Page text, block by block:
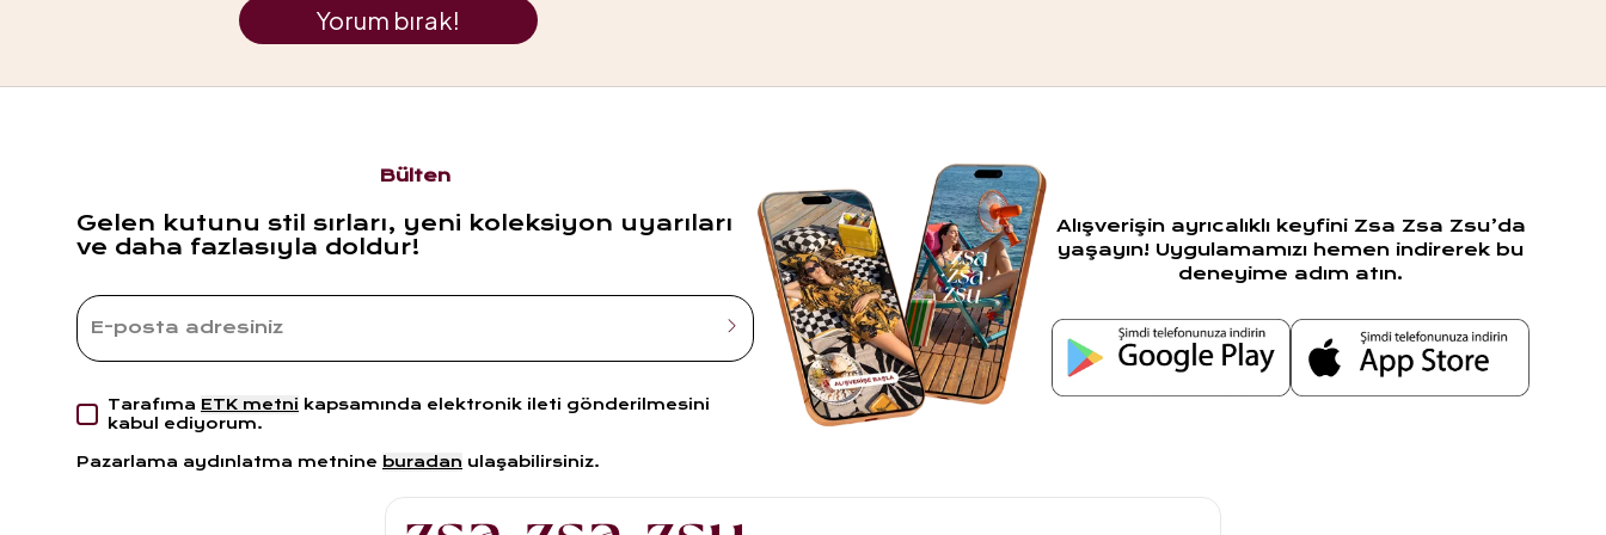
Yorum bırak!
Bülten
Gelen kutunu stil sırları, yeni koleksiyon uyarıları
ve daha fazlasıyla doldur!
Tarafıma ETK metni kapsamında elektronik ileti gönderilmesini
kabul ediyorum.
Pazarlama aydınlatma metnine buradan ulaşabilirsiniz.
Alışverişin ayrıcalıklı keyfini Zsa Zsa Zsu’da
yaşayın! Uygulamamızı hemen indirerek bu
deneyime adım atın.